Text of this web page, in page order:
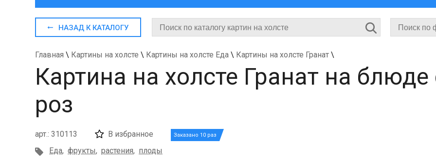
НАЗАД К КАТАЛОГУ
Главная \ Картины на холсте \ Картины на холсте Еда \ Картины на холсте Гранат \
Картина на холсте Гранат на
роз
арт.: 310113 В избранное Заказано 10 раз
Еда, фрукты, растения, плоды